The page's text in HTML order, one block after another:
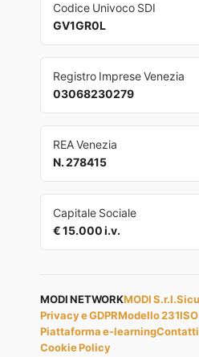
Codice Univoco SDI
GV1GR0L
Registro Imprese Venezia
03068230279
REA Venezia
N. 278415
Capitale Sociale
€ 15.000 i.v.
MODI NETWORKMODI S.r.l.
Privacy e GDPRModello 231
Piattaforma e-learningContatti
Cookie Policy